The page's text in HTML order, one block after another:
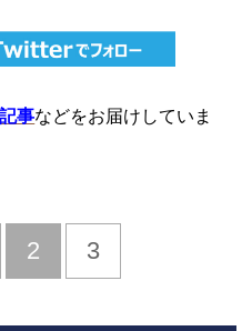
事などをお届けしていま
2 3